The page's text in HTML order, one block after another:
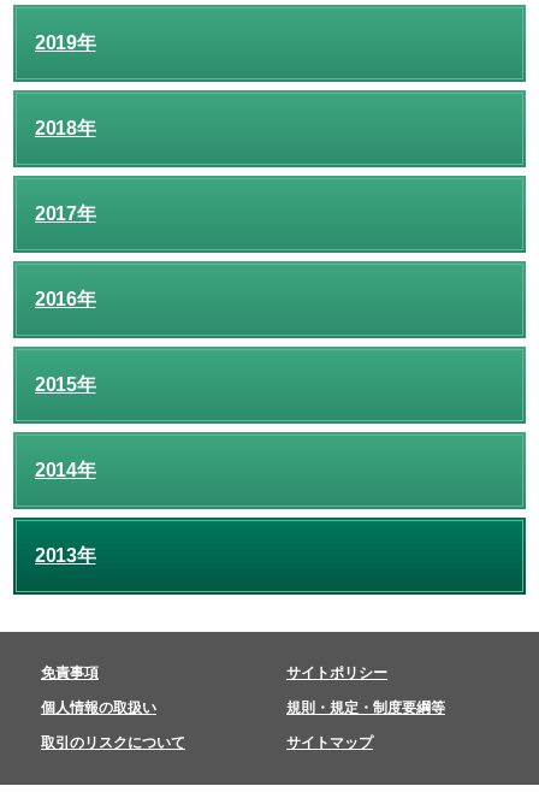
2019年
2018年
2017年
2016年
2015年
2014年
2013年
免責事項 サイトポリシー
個人情報の取扱い 規則・規定・制度要綱等
取引のリスクについて サイトマップ